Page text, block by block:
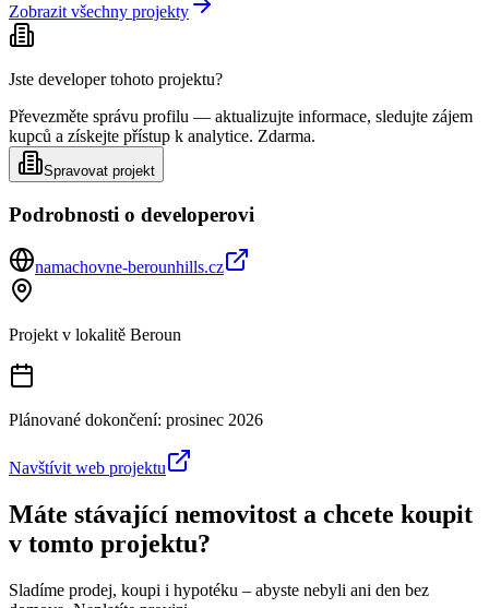
Zobrazit všechny projekty
Jste developer tohoto projektu?
Převezměte správu profilu — aktualizujte informace, sledujte zájem
kupců a získejte přístup k analytice. Zdarma.
Spravovat projekt
Podrobnosti o developerovi
namachovne-berounhills.cz
Projekt v lokalitě Beroun
Plánované dokončení: prosinec 2026
Navštívit web projektu
Máte stávající nemovitost a chcete koupit
v tomto projektu?
Sladíme prodej, koupi i hypotéku – abyste nebyli ani den bez